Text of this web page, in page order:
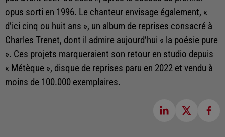
opus sorti en 1996. Le chanteur envisage également, «
d’ici cinq ou huit ans », un album de reprises consacré à
Charles Trenet, dont il admire aujourd’hui « la poésie pure
». Ces projets marqueraient son retour en studio depuis
« Métèque », disque de reprises paru en 2022 et vendu à
moins de 100.000 exemplaires.